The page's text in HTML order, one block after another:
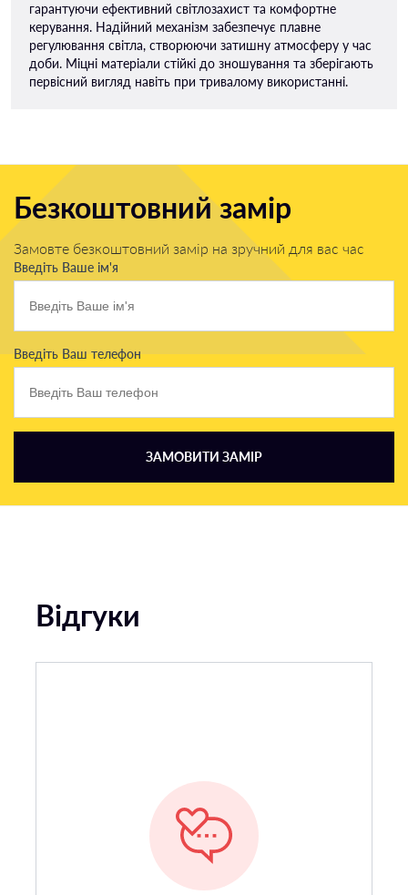
гарантуючи ефективний світлозахист та комфортне
керування. Надійний механізм забезпечує плавне
регулювання світла, створюючи затишну атмосферу у час
доби. Міцні матеріали стійкі до зношування та зберігають
первісний вигляд навіть при тривалому використанні.
Безкоштовний замір
Замовте безкоштовний замір на зручний для вас час
Введіть Ваше ім'я
Введіть Ваш телефон
ЗАМОВИТИ ЗАМІР
Відгуки